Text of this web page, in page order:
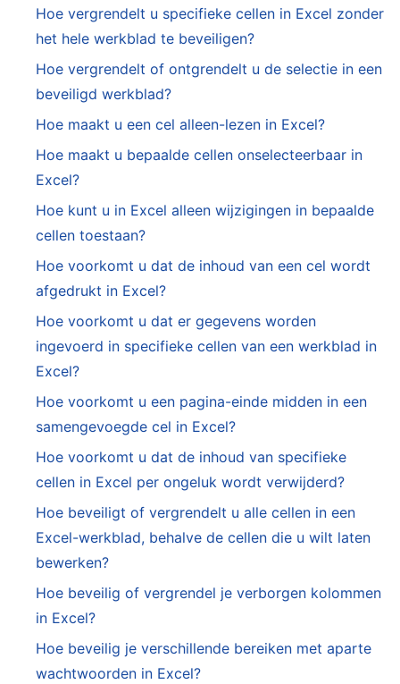
Hoe vergrendelt u specifieke cellen in Excel zonder
het hele werkblad te beveiligen?
Hoe vergrendelt of ontgrendelt u de selectie in een
beveiligd werkblad?
Hoe maakt u een cel alleen-lezen in Excel?
Hoe maakt u bepaalde cellen onselecteerbaar in
Excel?
Hoe kunt u in Excel alleen wijzigingen in bepaalde
cellen toestaan?
Hoe voorkomt u dat de inhoud van een cel wordt
afgedrukt in Excel?
Hoe voorkomt u dat er gegevens worden
ingevoerd in specifieke cellen van een werkblad in
Excel?
Hoe voorkomt u een pagina-einde midden in een
samengevoegde cel in Excel?
Hoe voorkomt u dat de inhoud van specifieke
cellen in Excel per ongeluk wordt verwijderd?
Hoe beveiligt of vergrendelt u alle cellen in een
Excel-werkblad, behalve de cellen die u wilt laten
bewerken?
Hoe beveilig of vergrendel je verborgen kolommen
in Excel?
Hoe beveilig je verschillende bereiken met aparte
wachtwoorden in Excel?